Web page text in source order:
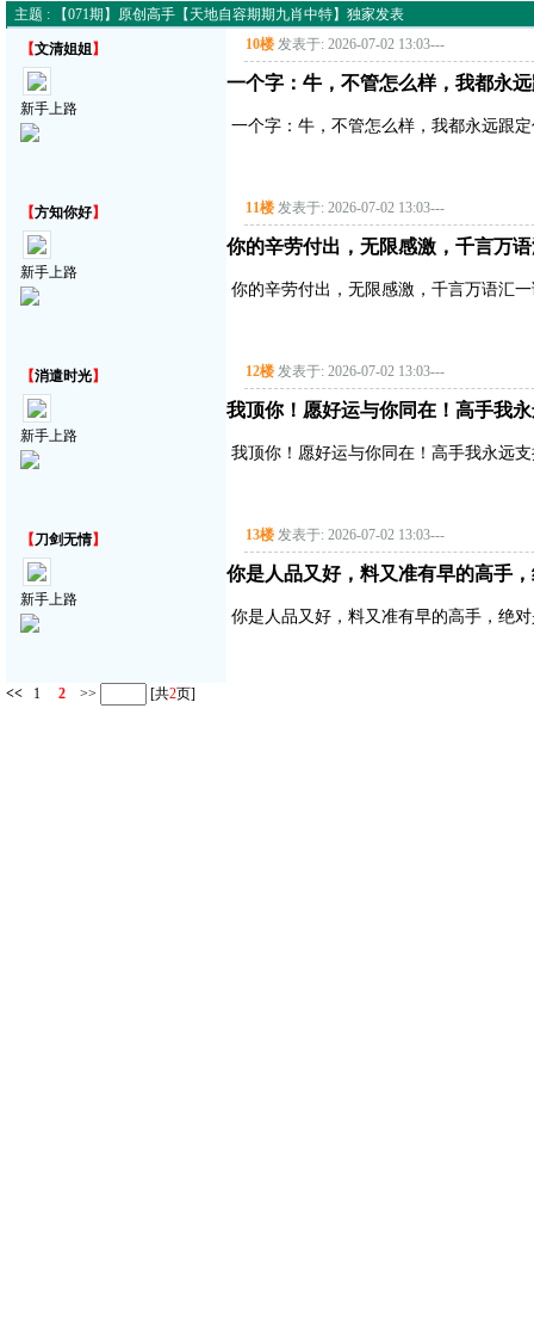
主题 : 【071期】原创高手【天地自容期期九肖中特】独家发表
【文清姐姐】
新手上路
10楼 发表于: 2026-07-02 13:03---
一个字：牛，不管怎么样，我都永
一个字：牛，不管怎么样，我都永远跟
【方知你好】
新手上路
11楼 发表于: 2026-07-02 13:03---
你的辛劳付出，无限感激，千言万
你的辛劳付出，无限感激，千言万语汇
【消遣时光】
新手上路
12楼 发表于: 2026-07-02 13:03---
我顶你！愿好运与你同在！高手我
我顶你！愿好运与你同在！高手我永远
【刀剑无情】
新手上路
13楼 发表于: 2026-07-02 13:03---
你是人品又好，料又准有早的高手
你是人品又好，料又准有早的高手，绝
<< 1 2 >> [共2页]